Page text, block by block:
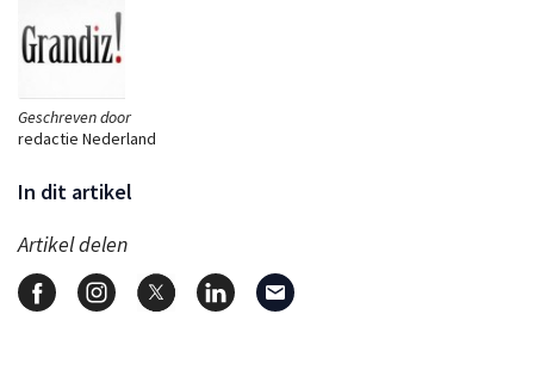
Geschreven door
redactie Nederland
In dit artikel
Artikel delen